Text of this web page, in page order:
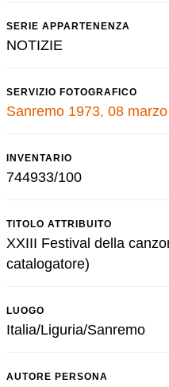
SERIE APPARTENENZA
NOTIZIE
SERVIZIO FOTOGRAFICO
Sanremo 1973, 08
INVENTARIO
744933/100
TITOLO ATTRIBUITO
XXIII Festival della
catalogatore)
LUOGO
Italia/Liguria/Sanremo
AUTORE PERSONA